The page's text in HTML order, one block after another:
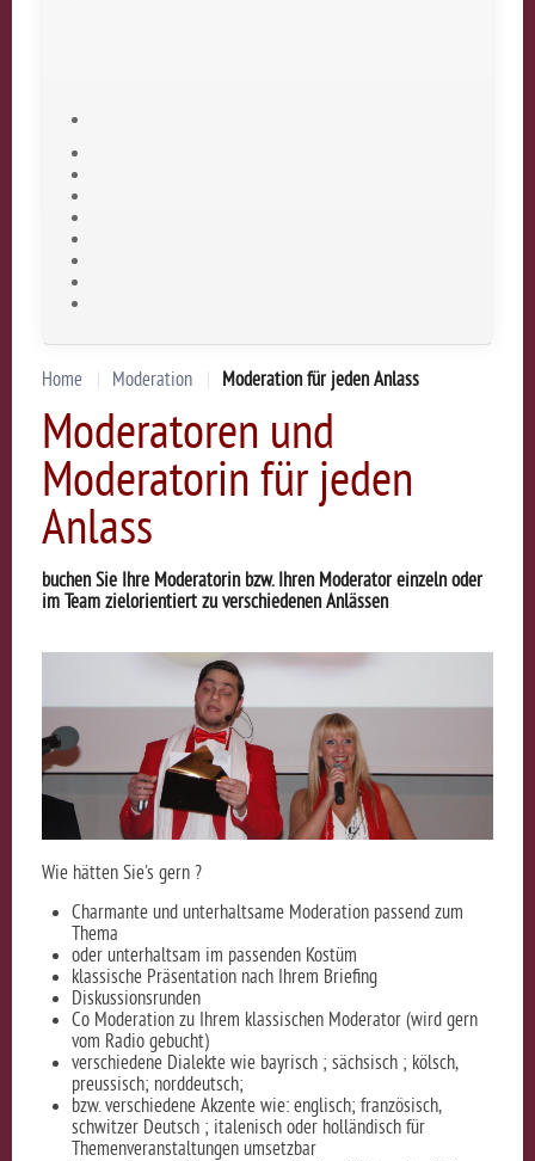
Home Moderation Moderation für jeden Anlass
Moderatoren und
Moderatorin für jeden
Anlass
buchen Sie Ihre Moderatorin bzw. Ihren Moderator einzeln oder
im Team zielorientiert zu verschiedenen Anlässen
Wie hätten Sie's gern ?
Charmante und unterhaltsame Moderation passend zum
Thema
oder unterhaltsam im passenden Kostüm
klassische Präsentation nach Ihrem Briefing
Diskussionsrunden
Co Moderation zu Ihrem klassischen Moderator (wird gern
vom Radio gebucht)
verschiedene Dialekte wie bayrisch ; sächsisch ; kölsch,
preussisch; norddeutsch;
bzw. verschiedene Akzente wie: englisch; französisch,
schwitzer Deutsch ; italenisch oder holländisch für
Themenveranstaltungen umsetzbar